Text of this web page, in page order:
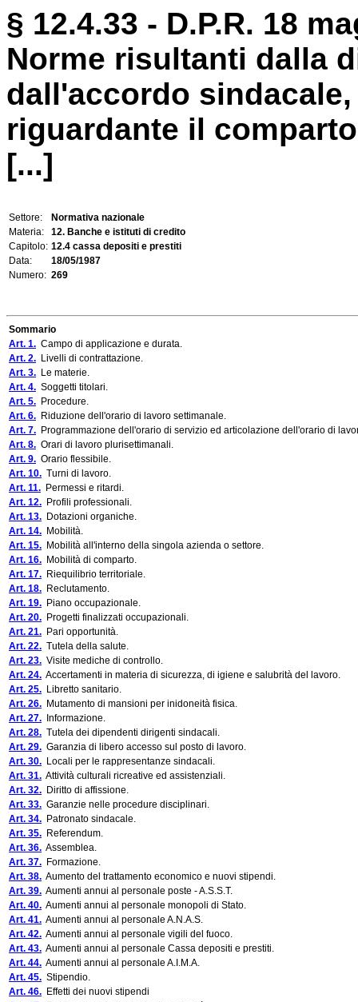
§ 12.4.33 - D.P.R. 18
Norme risultanti dalla
dall'accordo
riguardante il
[...]
Settore:
Normativa nazionale
Materia:
12. Banche e istituti di credito
Capitolo: 12.4 cassa depositi e prestiti
Data:
18/05/1987
Numero: 269
Sommario
Art. 1. Campo di applicazione e durata.
Art. 2. Livelli di contrattazione.
Art. 3. Le materie.
Art. 4. Soggetti titolari.
Art. 5. Procedure.
Art. 6. Riduzione dell'orario di lavoro settimanale.
Art. 7. Programmazione dell'orario di servizio ed articolazione dell'orario di
Art. 8. Orari di lavoro plurisettimanali.
Art. 9. Orario flessibile.
Art. 10. Turni di lavoro.
Art. 11. Permessi e ritardi.
Art. 12. Profili professionali.
Art. 13. Dotazioni organiche.
Art. 14. Mobilità.
Art. 15. Mobilità all'interno della singola azienda o settore.
Art. 16. Mobilità di comparto.
Art. 17. Riequilibrio territoriale.
Art. 18. Reclutamento.
Art. 19. Piano occupazionale.
Art. 20. Progetti finalizzati occupazionali.
Art. 21. Pari opportunità.
Art. 22. Tutela della salute.
Art. 23. Visite mediche di controllo.
Art. 24. Accertamenti in materia di sicurezza, di igiene e salubrità del lavoro.
Art. 25. Libretto sanitario.
Art. 26. Mutamento di mansioni per inidoneità fisica.
Art. 27. Informazione.
Art. 28. Tutela dei dipendenti dirigenti sindacali.
Art. 29. Garanzia di libero accesso sul posto di lavoro.
Art. 30. Locali per le rappresentanze sindacali.
Art. 31. Attività culturali ricreative ed assistenziali.
Art. 32. Diritto di affissione.
Art. 33. Garanzie nelle procedure disciplinari.
Art. 34. Patronato sindacale.
Art. 35. Referendum.
Art. 36. Assemblea.
Art. 37. Formazione.
Art. 38. Aumento del trattamento economico e nuovi stipendi.
Art. 39. Aumenti annui al personale poste - A.S.S.T.
Art. 40. Aumenti annui al personale monopoli di Stato.
Art. 41. Aumenti annui al personale A.N.A.S.
Art. 42. Aumenti annui al personale vigili del fuoco.
Art. 43. Aumenti annui al personale Cassa depositi e prestiti.
Art. 44. Aumenti annui al personale A.I.M.A.
Art. 45. Stipendio.
Art. 46. Effetti dei nuovi stipendi